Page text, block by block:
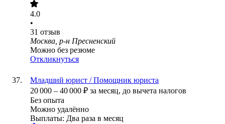
4.0
•
31 отзыв
Москва, р-н Пресненский
Можно без резюме
Откликнуться
Младший юрист / Помощник юриста
20 000 – 40 000 ₽ за месяц, до вычета налогов
Без опыта
Можно удалённо
Выплаты: Два раза в месяц